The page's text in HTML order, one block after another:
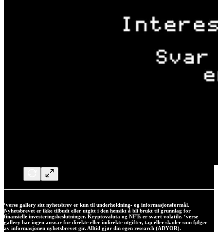
‘verse gallery sitt nyhetsbrev er kun til underholdning- og informasjonsformål.
Nyhetsbrevet er ikke tilbudt eller utgitt i den hensikt å bli brukt til grunnlag for
finansielle investeringsbeslutninger. Kryptovaluta og NFTs er svært volatile. ‘verse
gallery har ingen ansvar for direkte eller indirekte utgifter, tap eller skader som følger
av informasjonen nyhetsbrevet gir. Alltid gjør din egen research (ADYOR).